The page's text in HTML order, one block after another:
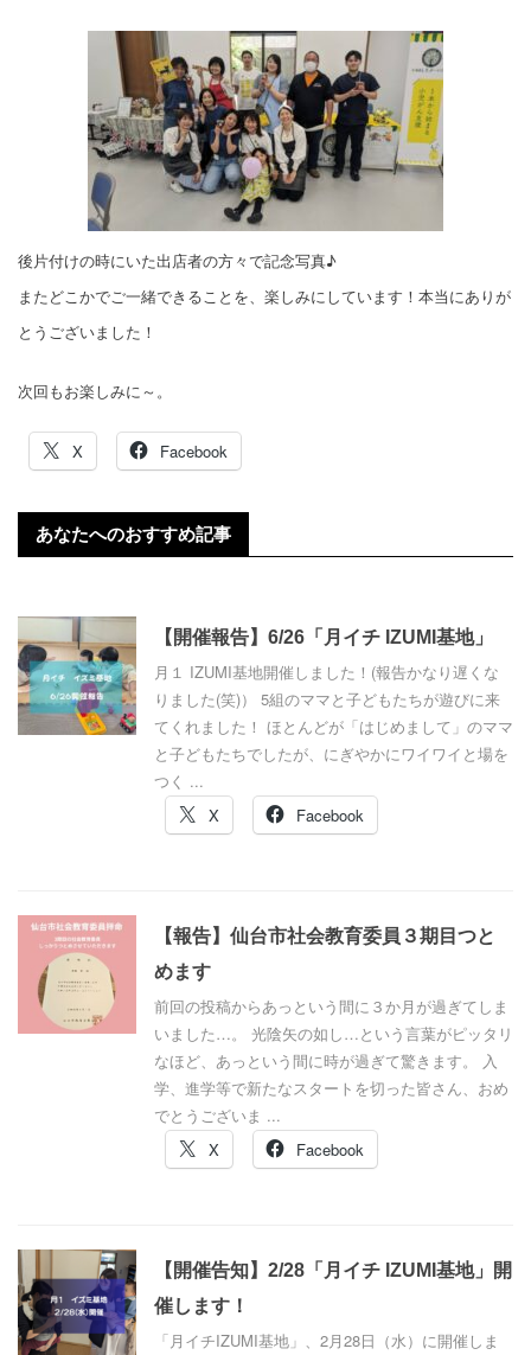
後片付けの時にいた出店者の方々で記念写真♪
またどこかでご一緒できることを、楽しみにしています！本当にありが
とうございました！
次回もお楽しみに～。
X Facebook
あなたへのおすすめ記事
【開催報告】6/26「月イチ IZUMI基地」
月１ IZUMI基地開催しました！(報告かなり遅くな
りました(笑)） 5組のママと子どもたちが遊びに来
てくれました！ ほとんどが「はじめまして」のママ
と子どもたちでしたが、にぎやかにワイワイと場を
つく ...
X
Facebook
【報告】仙台市社会教育委員３期目つと
めます
前回の投稿からあっという間に３か月が過ぎてしま
いました…。 光陰矢の如し…という言葉がピッタリ
なほど、あっという間に時が過ぎて驚きます。 入
学、進学等で新たなスタートを切った皆さん、おめ
でとうございま ...
X
Facebook
【開催告知】2/28「月イチ IZUMI基地」開
催します！
「月イチIZUMI基地」、2月28日（水）に開催しま